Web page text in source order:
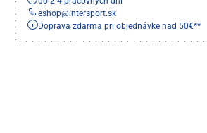
eshop@intersport.sk
Doprava zdarma pri objednávke nad 50€**